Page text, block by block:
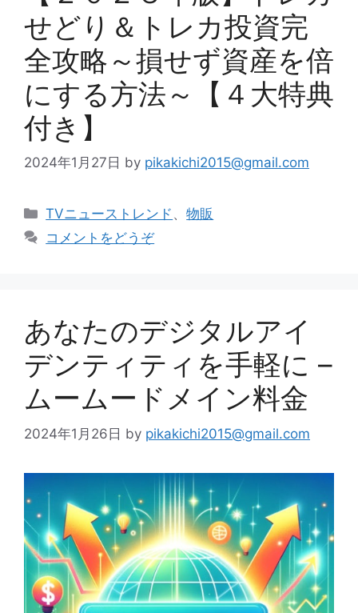
せどり＆トレカ投資完
全攻略～損せず資産を倍
にする方法～【４大特典
付き】
2024年1月27日 by pikakichi2015@gmail.com
カ
テ
TVニューストレンド 、物販
コメントをどうぞ
あなたのデジタルアイ
デンティティを手軽に –
ムームードメイン料金
2024年1月26日 by pikakichi2015@gmail.com